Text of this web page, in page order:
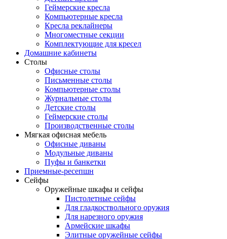
Геймерские кресла
Компьютерные кресла
Кресла реклайнеры
Многоместные секции
Комплектующие для кресел
Домашние кабинеты
Столы
Офисные столы
Письменные столы
Компьютерные столы
Журнальные столы
Детские столы
Геймерские столы
Производственные столы
Мягкая офисная мебель
Офисные диваны
Модульные диваны
Пуфы и банкетки
Приемные-ресепшн
Сейфы
Оружейные шкафы и сейфы
Пистолетные сейфы
Для гладкоствольного оружия
Для нарезного оружия
Армейские шкафы
Элитные оружейные сейфы